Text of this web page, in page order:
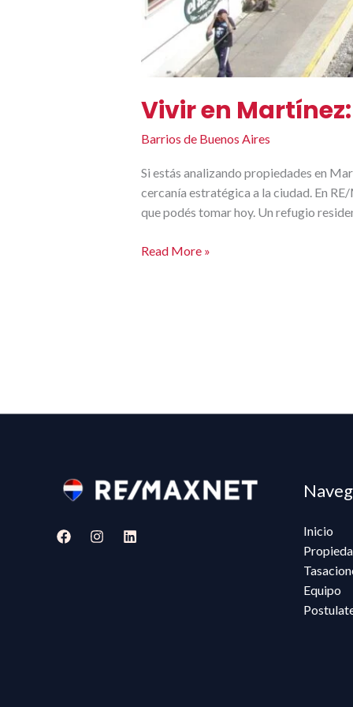
Vivir en
Barrios de Buenos Aires
Si estás analizando propiedades en
cercanía estratégica a la ciudad. En
que podés tomar hoy. Un refugio
Read More »
Inicio
Equipo